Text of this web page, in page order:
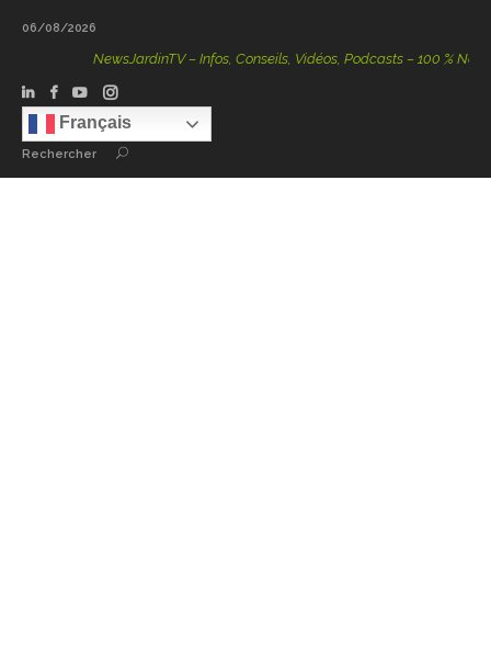
06/08/2026
NewsJardinTV – Infos, Conseils, Vidéos, Podcasts – 100 % Nature
Français
Rechercher